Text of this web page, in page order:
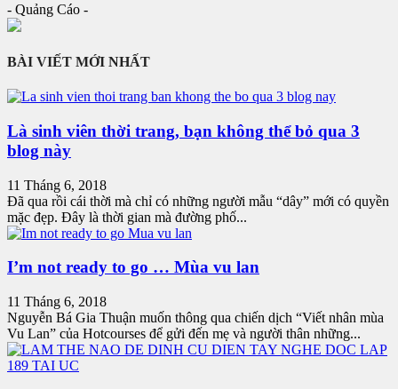
- Quảng Cáo -
BÀI VIẾT MỚI NHẤT
Là sinh viên thời trang, bạn không thể bỏ qua 3
blog này
11 Tháng 6, 2018
Đã qua rồi cái thời mà chỉ có những người mẫu “dây” mới có quyền
mặc đẹp. Đây là thời gian mà đường phố...
I’m not ready to go … Mùa vu lan
11 Tháng 6, 2018
Nguyễn Bá Gia Thuận muốn thông qua chiến dịch “Viết nhân mùa
Vu Lan” của Hotcourses để gửi đến mẹ và người thân những...